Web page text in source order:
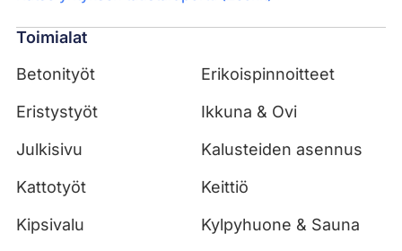
Toimialat
Betonityöt
Erikoispinnoitteet
Eristystyöt
Ikkuna & Ovi
Julkisivu
Kalusteiden asennus
Kattotyöt
Keittiö
Kipsivalu
Kylpyhuone & Sauna